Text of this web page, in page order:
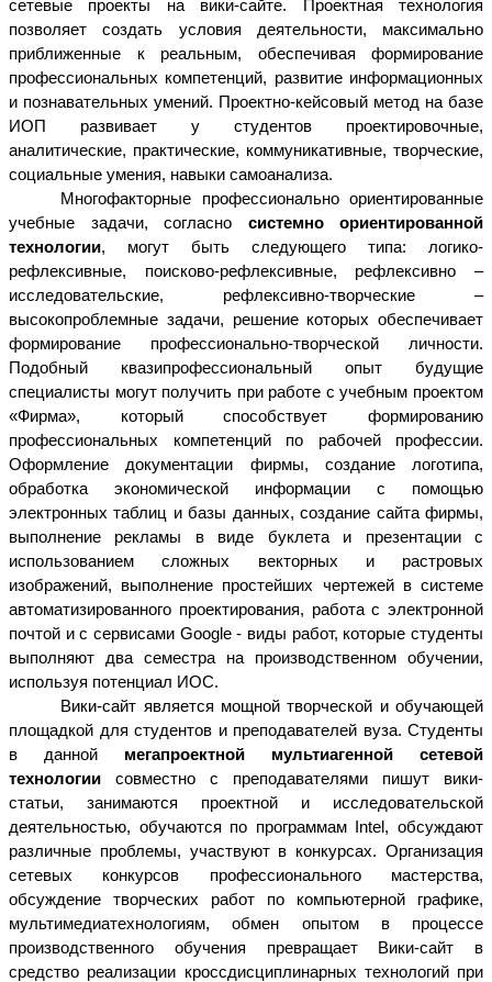
сетевые проекты на вики-сайте. Проектная технология
позволяет создать условия деятельности, максимально
приближенные к реальным, обеспечивая формирование
профессиональных компетенций, развитие информационных
и познавательных умений. Проектно-кейсовый метод на базе
ИОП развивает у студентов проектировочные,
аналитические, практические, коммуникативные, творческие,
социальные умения, навыки самоанализа.
Многофакторные профессионально ориентированные
учебные задачи, согласно системно ориентированной
технологии, могут быть следующего типа: логико-
рефлексивные, поисково-рефлексивные, рефлексивно –
исследовательские, рефлексивно-творческие –
высокопроблемные задачи, решение которых обеспечивает
формирование профессионально-творческой личности.
Подобный квазипрофессиональный опыт будущие
специалисты могут получить при работе с учебным проектом
«Фирма», который способствует формированию
профессиональных компетенций по рабочей профессии.
Оформление документации фирмы, создание логотипа,
обработка экономической информации с помощью
электронных таблиц и базы данных, создание сайта фирмы,
выполнение рекламы в виде буклета и презентации с
использованием сложных векторных и растровых
изображений, выполнение простейших чертежей в системе
автоматизированного проектирования, работа с электронной
почтой и с сервисами Google - виды работ, которые студенты
выполняют два семестра на производственном обучении,
используя потенциал ИОС.
Вики-сайт является мощной творческой и обучающей
площадкой для студентов и преподавателей вуза. Студенты
в данной мегапроектной мультиагенной сетевой
технологии совместно с преподавателями пишут вики-
статьи, занимаются проектной и исследовательской
деятельностью, обучаются по программам Intel, обсуждают
различные проблемы, участвуют в конкурсах. Организация
сетевых конкурсов профессионального мастерства,
обсуждение творческих работ по компьютерной графике,
мультимедиатехнологиям, обмен опытом в процессе
производственного обучения превращает Вики-сайт в
средство реализации кроссдисциплинарных технологий при